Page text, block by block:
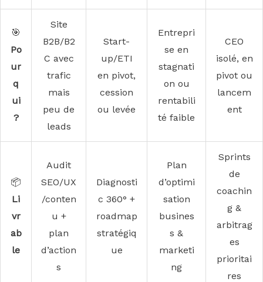
🎯
Po
ur
q
ui
?
Site
B2B/B2
C avec
trafic
mais
peu de
leads
Start-
up/ETI
en pivot,
cession
ou levée
Entrepri
se en
stagnati
on ou
rentabili
té faible
CEO
isolé, en
pivot ou
lancem
ent
📦
Li
vr
ab
le
Audit
SEO/UX
/conten
u +
plan
d’action
s
Diagnosti
c 360° +
roadmap
stratégiq
ue
Plan
d’optimi
sation
busines
s &
marketi
ng
Sprints
de
coachin
g &
arbitrag
es
prioritai
res